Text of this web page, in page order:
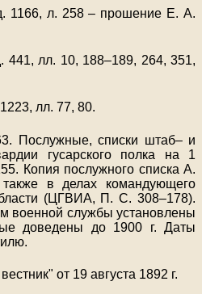
1166, л. 258 – прошение Е. А.
лл. 10, 188–189, 264, 351,
лл. 77, 80.
Послужные, списки штаб– и
гусарского полка на 1
Копия послужного списка А.
в делах командующего
(ЦГВИА, П. С. 308–178).
военной службы установлены
доведены до 1900 г. Даты
от 19 августа 1892 г.